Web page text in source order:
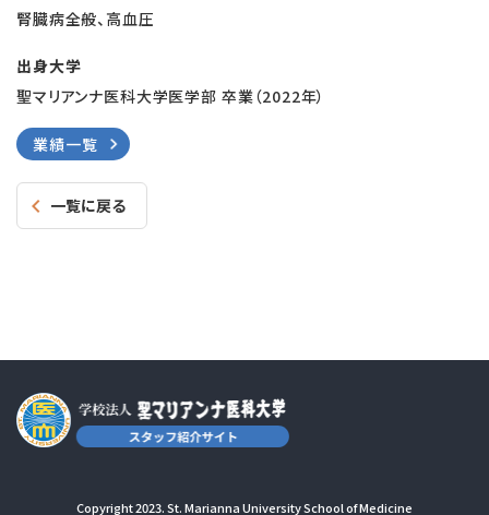
腎臓病全般、高血圧
出身大学
聖マリアンナ医科大学医学部 卒業（2022年）
業績一覧
一覧に戻る
Copyright 2023. St. Marianna University School of Medicine